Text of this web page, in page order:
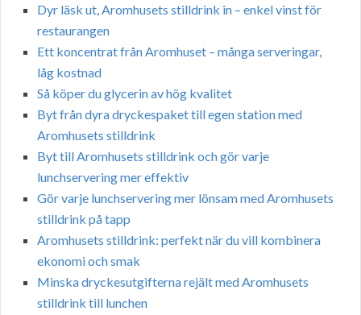
Dyr läsk ut, Aromhusets stilldrink in – enkel vinst för
restaurangen
Ett koncentrat från Aromhuset – många serveringar,
låg kostnad
Så köper du glycerin av hög kvalitet
Byt från dyra dryckespaket till egen station med
Aromhusets stilldrink
Byt till Aromhusets stilldrink och gör varje
lunchservering mer effektiv
Gör varje lunchservering mer lönsam med Aromhusets
stilldrink på tapp
Aromhusets stilldrink: perfekt när du vill kombinera
ekonomi och smak
Minska dryckesutgifterna rejält med Aromhusets
stilldrink till lunchen